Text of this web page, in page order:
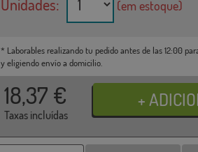
Unidades: (em estoque)
* Laborables realizando tu pedido antes de las 12:00
y eligiendo envío a domicilio.
18,37 €
Taxas incluídas